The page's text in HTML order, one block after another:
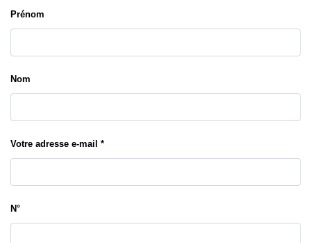
Prénom
Nom
Votre adresse e-mail *
N°